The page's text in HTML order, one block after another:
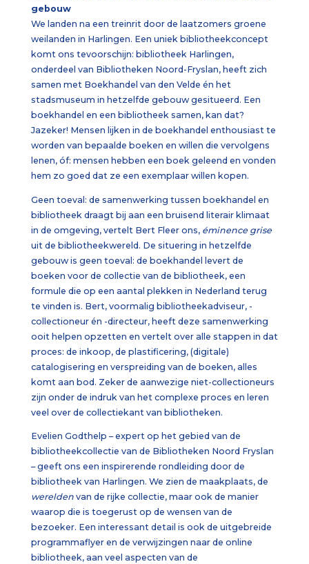
gebouw
We landen na een treinrit door de laatzomers groene
weilanden in Harlingen. Een uniek bibliotheekconcept
komt ons tevoorschijn: bibliotheek Harlingen,
onderdeel van Bibliotheken Noord-Fryslan, heeft zich
samen met Boekhandel van den Velde én het
stadsmuseum in hetzelfde gebouw gesitueerd. Een
boekhandel en een bibliotheek samen, kan dat?
Jazeker! Mensen lijken in de boekhandel enthousiast te
worden van bepaalde boeken en willen die vervolgens
lenen, óf: mensen hebben een boek geleend en vonden
hem zo goed dat ze een exemplaar willen kopen.
Geen toeval: de samenwerking tussen boekhandel en
bibliotheek draagt bij aan een bruisend literair klimaat
in de omgeving, vertelt Bert Fleer ons, éminence grise
uit de bibliotheekwereld. De situering in hetzelfde
gebouw is geen toeval: de boekhandel levert de
boeken voor de collectie van de bibliotheek, een
formule die op een aantal plekken in Nederland terug
te vinden is. Bert, voormalig bibliotheekadviseur, -
collectioneur én -directeur, heeft deze samenwerking
ooit helpen opzetten en vertelt over alle stappen in dat
proces: de inkoop, de plastificering, (digitale)
catalogisering en verspreiding van de boeken, alles
komt aan bod. Zeker de aanwezige niet-collectioneurs
zijn onder de indruk van het complexe proces en leren
veel over de collectiekant van bibliotheken.
Evelien Godthelp – expert op het gebied van de
bibliotheekcollectie van de Bibliotheken Noord Fryslan
– geeft ons een inspirerende rondleiding door de
bibliotheek van Harlingen. We zien de maakplaats, de
wereldenvan de rijke collectie, maar ook de manier
waarop die is toegerust op de wensen van de
bezoeker. Een interessant detail is ook de uitgebreide
programmaflyer en de verwijzingen naar de online
bibliotheek, aan veel aspecten van de